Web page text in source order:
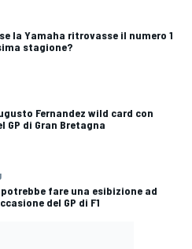
se la Yamaha ritrovasse il numero 1
stagione?
Fernandez wild card con
GP di Gran Bretagna
potrebbe fare una esibizione ad
del GP di F1